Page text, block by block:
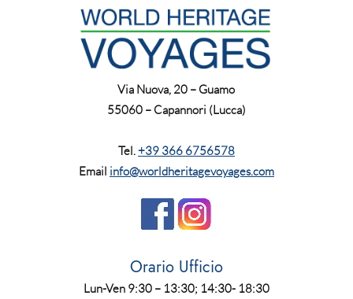
Via Nuova, 20 – Guamo
55060 – Capannori (Lucca)
Tel.+39 366 6756578
Email info@worldheritagevoyages.com
Orario Ufficio
Lun-Ven 9:30 – 13:30; 14:30- 18:30